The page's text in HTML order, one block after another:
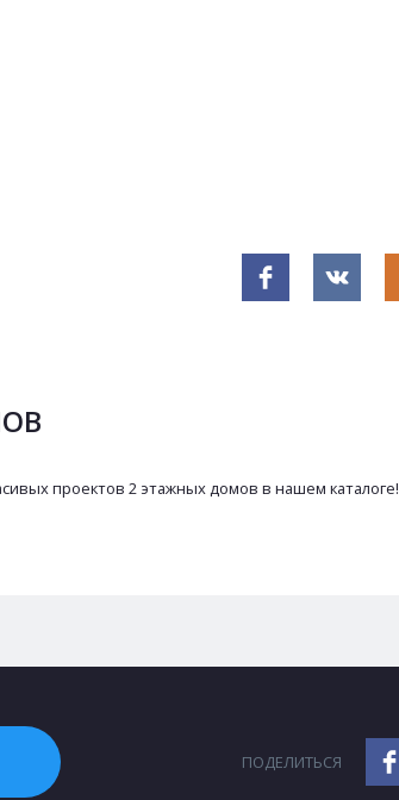
проектов 2 этажных домов в нашем каталоге!
ПОДЕЛИТЬСЯ